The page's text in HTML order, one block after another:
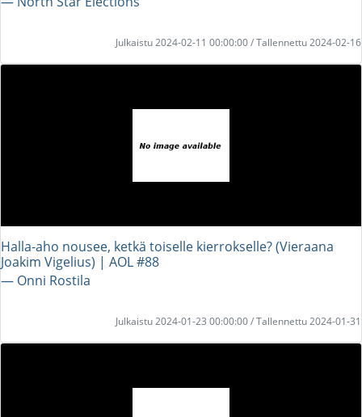
Julkaistu 2024-02-11 00:00:00 / Tallennettu 2024-02-16
Halla-aho nousee, ketkä toiselle kierrokselle? (Vieraana
Joakim Vigelius) | AOL #88
― Onni Rostila
Julkaistu 2024-01-23 00:00:00 / Tallennettu 2024-01-31